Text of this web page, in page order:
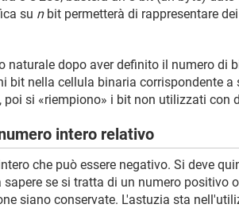
su nbit permetterà di rappresentare
naturale dopo aver definito il numero di
bit nella cellula binaria corrispondente a
si «riempiono» i bit non utilizzati con
intero relativo
che può essere negativo. Si deve
se si tratta di un numero positivo
siano conservate. L'astuzia sta